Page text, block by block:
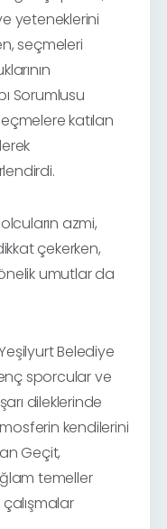
yeteneklerini
seçmeleri
Sorumlusu
katılan
azmi,
çekerken,
umutlar da
Belediye
sporcular ve
dileklerinde
kendilerini
Geçit,
temeller